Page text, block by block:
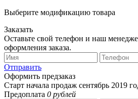
Выберите модификацию товара
Заказать
Оставьте свой телефон и наш
оформления заказа.
Отправить
Оформить предзаказ
Старт начала продаж сентябрь 2019
Предоплата 0 рублей